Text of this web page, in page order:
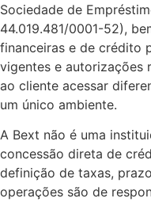
Sociedade de
44.019.481/0001-52),
financeiras e de crédito
vigentes e autorizações
ao cliente acessar
um único ambiente.
A Bext não é uma
concessão direta de
definição de taxas,
operações são de